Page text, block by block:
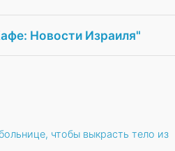
Новости Израиля"
чтобы выкрасть тело из